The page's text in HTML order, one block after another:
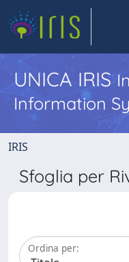
UNICA IRIS
Information
IRIS
Sfoglia per
Ordina per: